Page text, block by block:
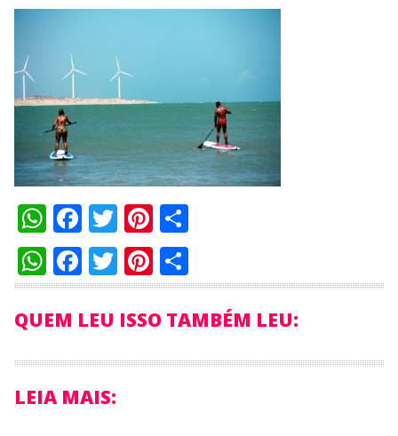
WhatsApp
Facebook
Twitter
Pinterest
Compartilhar
WhatsApp
Facebook
Twitter
Pinterest
Compartilhar
QUEM LEU ISSO TAMBÉM LEU:
LEIA MAIS: